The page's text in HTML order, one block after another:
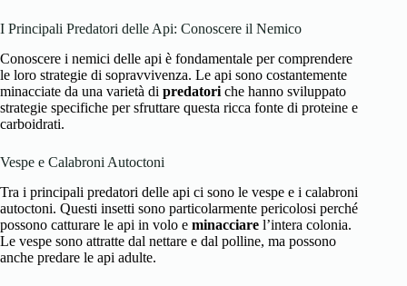
I Principali Predatori delle Api: Conoscere il Nemico
Conoscere i nemici delle api è fondamentale per comprendere
le loro strategie di sopravvivenza. Le api sono costantemente
minacciate da una varietà di predatori che hanno sviluppato
strategie specifiche per sfruttare questa ricca fonte di proteine e
carboidrati.
Vespe e Calabroni Autoctoni
Tra i principali predatori delle api ci sono le vespe e i calabroni
autoctoni. Questi insetti sono particolarmente pericolosi perché
possono catturare le api in volo e minacciare l’intera colonia.
Le vespe sono attratte dal nettare e dal polline, ma possono
anche predare le api adulte.